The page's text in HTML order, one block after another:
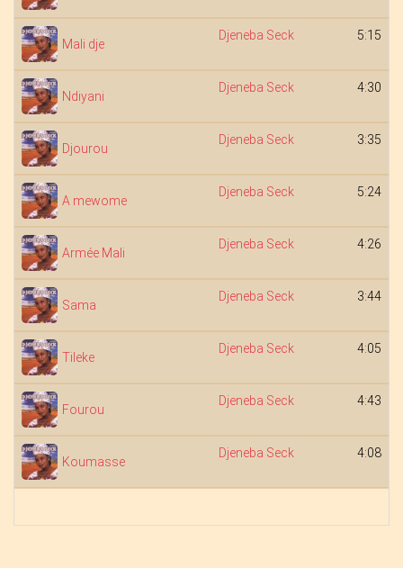
Mali dje
Djeneba Seck 5:15
Ndiyani
Djeneba Seck 4:30
Djourou
Djeneba Seck 3:35
A mewome
Djeneba Seck 5:24
Armée Mali
Djeneba Seck 4:26
Sama
Djeneba Seck 3:44
Tileke
Djeneba Seck 4:05
Fourou
Djeneba Seck 4:43
Koumasse
Djeneba Seck 4:08